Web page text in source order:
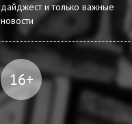
дайджест и только важные
новости